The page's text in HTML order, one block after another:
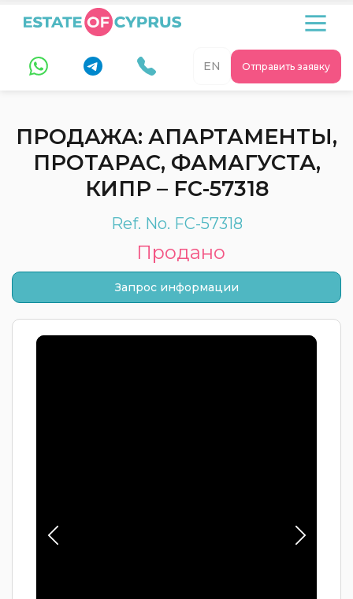
Отправить заявку
EN
ПРОДАЖА: АПАРТАМЕНТЫ,
ПРОТАРАС, ФАМАГУСТА,
КИПР – FC-57318
Ref. No. FC-57318
Продано
Запрос информации